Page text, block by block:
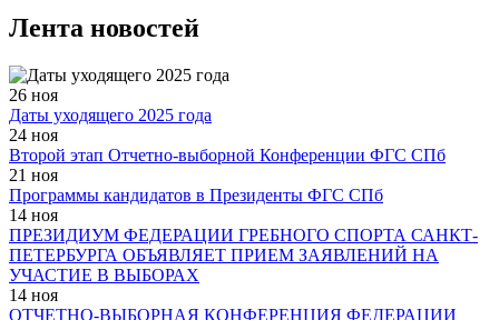
Лента новостей
26 ноя
Даты уходящего 2025 года
24 ноя
Второй этап Отчетно-выборной Конференции ФГС СПб
21 ноя
Программы кандидатов в Президенты ФГС СПб
14 ноя
ПРЕЗИДИУМ ФЕДЕРАЦИИ ГРЕБНОГО СПОРТА САНКТ-
ПЕТЕРБУРГА ОБЪЯВЛЯЕТ ПРИЕМ ЗАЯВЛЕНИЙ НА
УЧАСТИЕ В ВЫБОРАХ
14 ноя
ОТЧЕТНО-ВЫБОРНАЯ КОНФЕРЕНЦИЯ ФЕДЕРАЦИИ